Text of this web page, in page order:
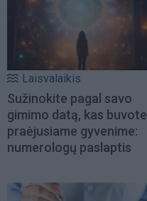
Laisvalaikis
Sužinokite pagal savo
gimimo datą, kas buvote
praėjusiame gyvenime:
numerologų paslaptis